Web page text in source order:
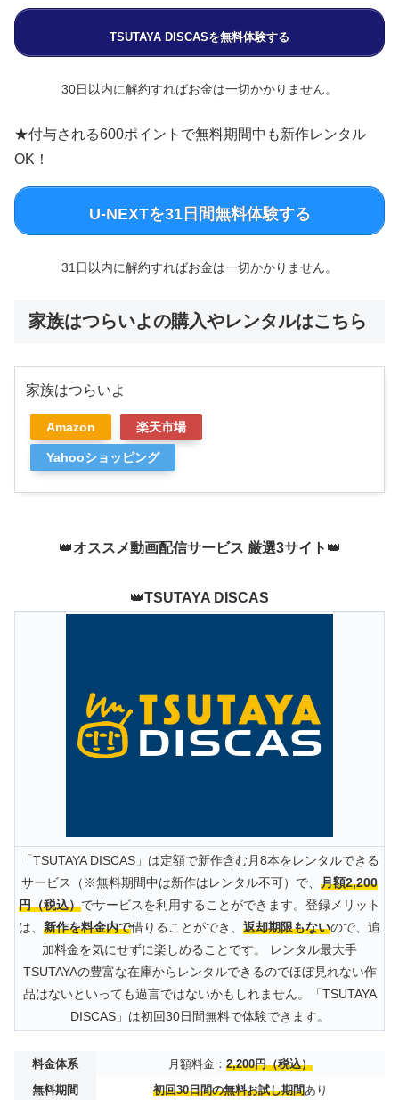
TSUTAYA DISCASを無料体験する
30日以内に解約すればお金は一切かかりません。
★付与される600ポイントで無料期間中も新作レンタル
OK！
U-NEXTを31日間無料体験する
31日以内に解約すればお金は一切かかりません。
家族はつらいよの購入やレンタルはこちら
家族はつらいよ
Amazon 楽天市場
Yahooショッピング
👑オススメ動画配信サービス 厳選3サイト 👑
👑TSUTAYA DISCAS
「TSUTAYA DISCAS」は定額で新作含む月8本をレンタルできる
サービス（※無料期間中は新作はレンタル不可）で、 月額2,200
円（税込）でサービスを利用することができます。登録メリット
は、 新作を料金内で借りることができ、 返却期限もないので、追
加料金を気にせずに楽しめることです。 レンタル最大手
TSUTAYAの豊富な在庫からレンタルできるのでほぼ見れない作
品はないといっても過言ではないかもしれません。「TSUTAYA
DISCAS」は初回30日間無料で体験できます。
料金体系 月額料金： 2,200円（税込）
無料期間
初回30日間の無料お試し期間あり